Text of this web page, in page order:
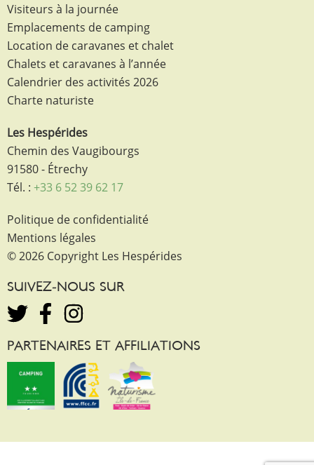
Visiteurs à la journée
Emplacements de camping
Location de caravanes et chalet
Chalets et caravanes à l’année
Calendrier des activités 2026
Charte naturiste
Les Hespérides
Chemin des Vaugibourgs
91580 - Étrechy
Tél. : +33 6 52 39 62 17
Politique de confidentialité
Mentions légales
© 2026 Copyright Les Hespérides
SUIVEZ-NOUS SUR
PARTENAIRES ET AFFILIATIONS